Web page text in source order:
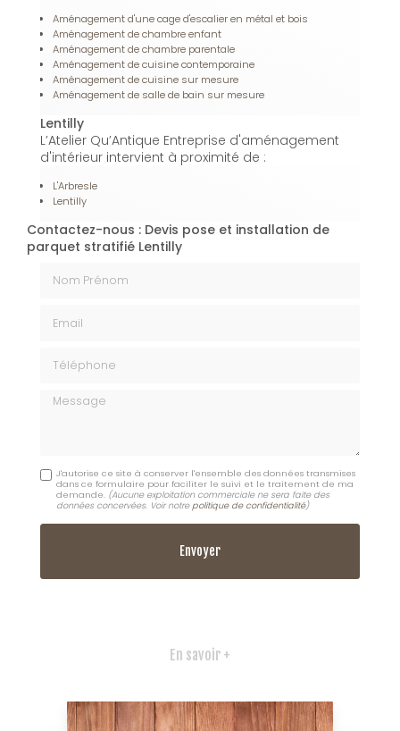
Aménagement d'une cage d'escalier en métal et bois
Aménagement de chambre enfant
Aménagement de chambre parentale
Aménagement de cuisine contemporaine
Aménagement de cuisine sur mesure
Aménagement de salle de bain sur mesure
Lentilly
L’Atelier Qu’Antique Entreprise d'aménagement
d'intérieur intervient à proximité de :
L'Arbresle
Lentilly
Contactez-nous : Devis pose et installation de
parquet stratifié Lentilly
Message
J'autorise ce site à conserver l'ensemble des données transmises
dans ce formulaire pour faciliter le suivi et le traitement de ma
demande. (Aucune exploitation commerciale ne sera faite des
données concervées. Voir notre politique de confidentialité)
En savoir +